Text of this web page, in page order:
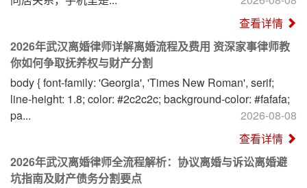
查看详情
2026年武汉离婚律师详解离婚流程及费用 资深家事律师教
你如何争取抚养权与财产分割
body { font-family: 'Georgia', 'Times New Roman', serif;
line-height: 1.8; color: #2c2c2c; background-color: #fafafa;
pa...
2026-08-08
查看详情
2026年武汉离婚律师全流程解析：协议离婚与诉讼离婚避
坑指南及财产债务分割要点